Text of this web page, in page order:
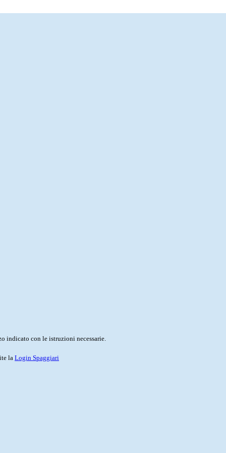
indicato con le istruzioni necessarie.
la Login Spaggiari